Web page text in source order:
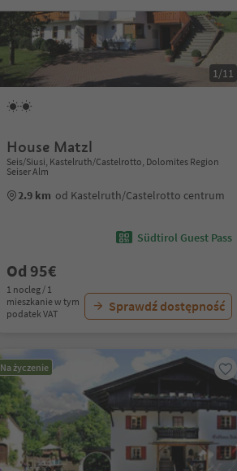
1/11
House Matzl
Seis/Siusi, Kastelruth/Castelrotto, Dolomites Region
Seiser Alm
2.9 km od Kastelruth/Castelrotto centrum
Südtirol Guest Pass
Od 95€
1 nocleg / 1
mieszkanie w tym
podatek VAT
Sprawdź dostępność
Na życzenie